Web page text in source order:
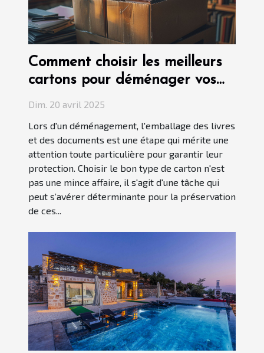
Comment choisir les meilleurs
cartons pour déménager vos
livres et documents
Dim. 20 avril 2025
Lors d'un déménagement, l'emballage des livres
et des documents est une étape qui mérite une
attention toute particulière pour garantir leur
protection. Choisir le bon type de carton n'est
pas une mince affaire, il s'agit d'une tâche qui
peut s’avérer déterminante pour la préservation
de ces...